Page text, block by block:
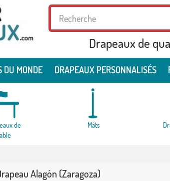
Drapeaux de
DU MONDE DRAPEAUX PERSONNALISÉS
de
Mâts
Alagón (Zaragoza)